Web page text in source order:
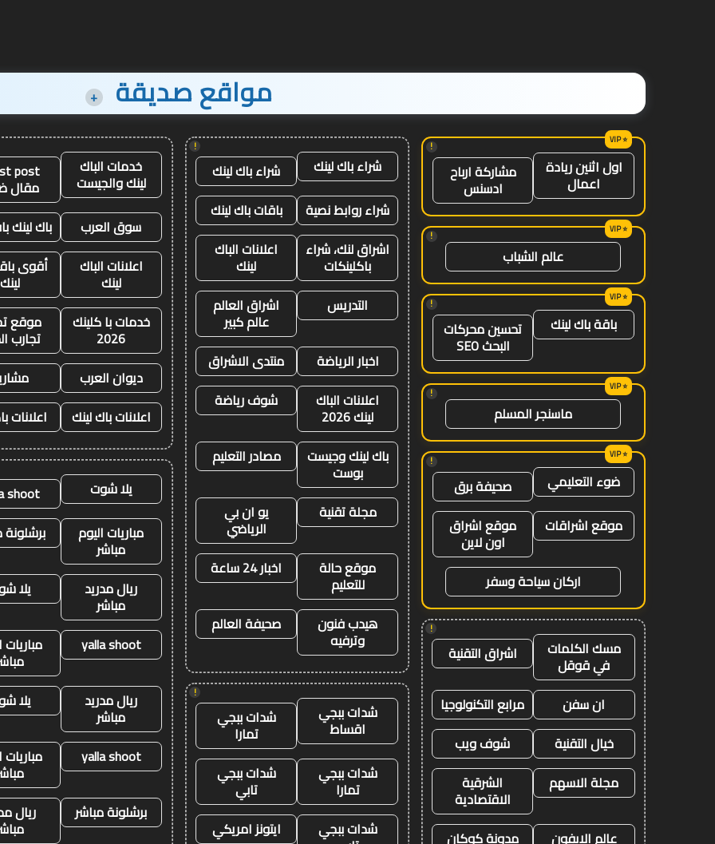
مواقع صديقة +
!
اول اثنين ريادة
اعمال مشاركة ارباح
ادسنس
!
عالم الشباب
!
باقة باك لينك تحسين محركات
البحث SEO
!
ماسنجر المسلم
!
ضوء التعليمي
صحيفة برق
موقع اشراقات
موقع اشراق
اون لاين
اركان سياحة وسفر
!
مسك الكلمات
في قوقل اشراق التقنية
ان سفن
مرابع التكنولوجيا
خيال التقنية
شوف ويب
مجلة الاسهم
الشرقية
الاقتصادية
عالم الايفون
مدونة كوكان
!
شراء باك لينك
شراء باك لينك
شراء روابط نصية
باقات باك لينك
اشراق لنك، شراء
باكلينكات
اعلانات الباك
لينك
التدريس
اشراق العالم
عالم كبير
اخبار الرياضة
منتدى الاشراق
اعلانات الباك
لينك 2026
شوف رياضة
باك لينك وجيست
بوست
مصادر التعليم
مجلة تقنية يو ان بي
الرياضي
موقع حالة
للتعليم
اخبار 24 ساعة
هيدب فنون
وترفيه
صحيفة العالم
!
شدات ببجي
اقساط شدات ببجي
تمارا
شدات ببجي
تمارا
شدات ببجي
تابي
شدات ببجي
ايتونز امريكي
خدمات الباك
لينك والجيست post
مقال
سوق العرب
باك لينك
اعلانات الباك
لينك
أقوى
لينك
خدمات با كلينك
2026
موقع
تجارب
ديوان العرب
اعلانات باك لينك
اعلانات
يلا شوت
shoot
مباريات اليوم
مباشر
برشلونة
ريال مدريد
مباشر
يلا
yalla shoot مباريات
ريال مدريد
مباشر
يلا
yalla shoot مباريات
برشلونة مباشر
ريال